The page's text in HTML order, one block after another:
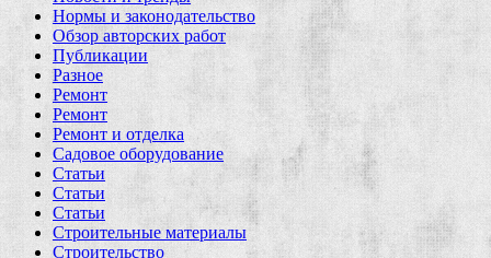
Нормы и законодательство
Обзор авторских работ
Публикации
Разное
Ремонт
Ремонт
Ремонт и отделка
Садовое оборудование
Статьи
Статьи
Статьи
Строительные материалы
Строительство